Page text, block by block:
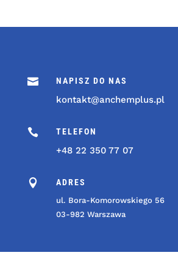
 NAPISZ DO NAS
kontakt@anchemplus.pl
 TELEFON
+48 22 350 77 07
 ADRES
ul. Bora-Komorowskiego 56
03-982 Warszawa